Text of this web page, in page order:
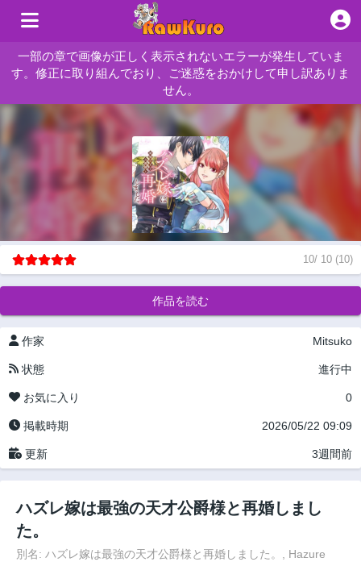
一部の章で画像が正しく表示されないエラーが発生していま
す。修正に取り組んでおり、ご迷惑をおかけして申し訳ありま
せん。
10/ 10 (10)
作品を読む
作家 Mitsuko
状態 進行中
お気に入り 0
掲載時期 2026/05/22 09:09
更新 3週間前
ハズレ嫁は最強の天才公爵様と再婚しまし
た。
別名: ハズレ嫁は最強の天才公爵様と再婚しました。, Hazure